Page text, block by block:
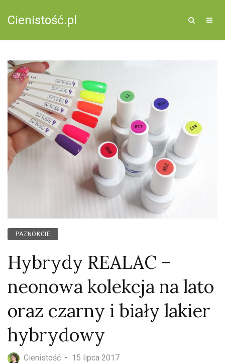
Cienistość.pl
PAZNOKCIE
Hybrydy REALAC –
neonowa kolekcja na lato
oraz czarny i biały lakier
hybrydowy
Cienistość - 15 lipca 2017